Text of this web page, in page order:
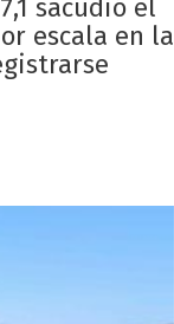
sacudió el
escala en la